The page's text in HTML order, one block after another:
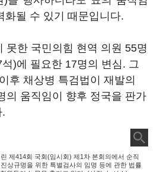
화될 수 있기 때문입니다.
못한 국민의힘 현역 의원 55명
)에 필요한 17명의 변심. 그
후 채상병 특검법이 재발의
의 움직임이 향후 정국을 판가
제414회 국회(임시회) 제1차 본회의에서 순직
상규명을 위한 특별검사의 임명 등에 관한 법률